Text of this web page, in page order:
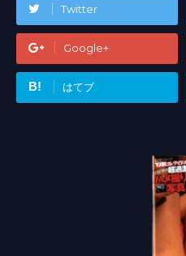
Twitter
Google+
B! はてブ